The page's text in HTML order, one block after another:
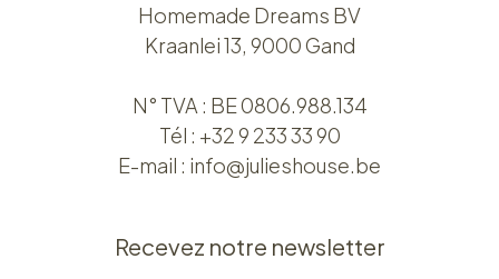
Homemade Dreams BV
Kraanlei 13, 9000 Gand
N° TVA : BE 0806.988.134
Tél : +32 9 233 33 90
E-mail : info@julieshouse.be
Recevez notre newsletter